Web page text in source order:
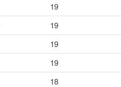
19
19
19
19
18